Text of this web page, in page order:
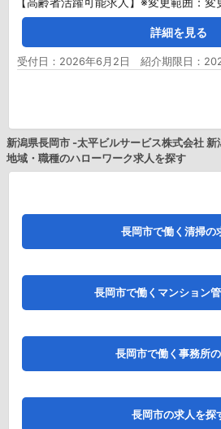
詳細を見る
受付日：2026年6月2日 紹介期限日：
新潟県長岡市 -太平ビルサービス株式会社
地域・職種のハローワーク求人を探す
長岡市で働く清掃の
長岡市で働くマンション
長岡市で働く事務所
長岡市の求人を探